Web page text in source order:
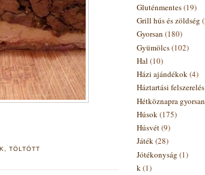
,TÖLTÖTT
Gluténmentes(19)
Grill hús és zöldség
Gyorsan (180)
Gyümölcs(102)
Hal (10)
Házi ajándékok(4)
Háztartási
Hétköznapra gyorsan
Húsok(175)
Húsvét(9)
Játék(28)
Jótékonyság (1)
k(1)